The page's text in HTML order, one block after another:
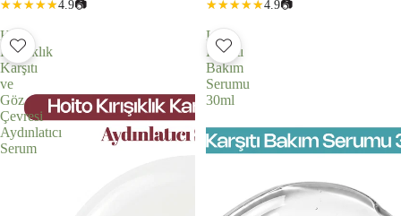
4.9📷 4.9📷
Hoito
Kırışıklık
Karşıtı
ve
Göz
Çevresi
Aydınlatıcı
Serum
Leke
Karşıtı
Bakım
Serumu
30ml